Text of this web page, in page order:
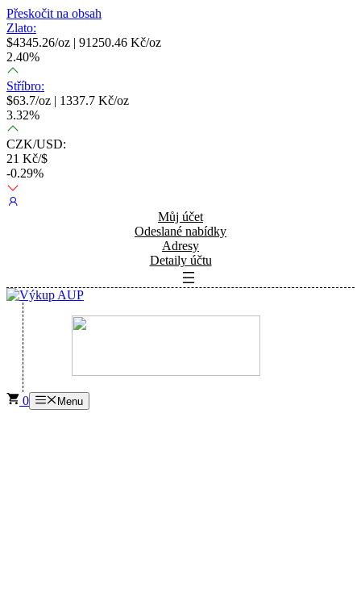
Přeskočit na obsah
Zlato:
$4345.26/oz | 91250.46 Kč/oz
2.40%
Stříbro:
$63.7/oz | 1337.7 Kč/oz
3.32%
CZK/USD:
21 Kč/$
-0.29%
Můj účet
Odeslané nabídky
Adresy
Detaily účtu
0 Menu